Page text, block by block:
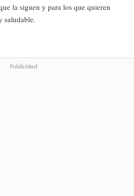
la siguen y para los que quieren
saludable.
Publicidad